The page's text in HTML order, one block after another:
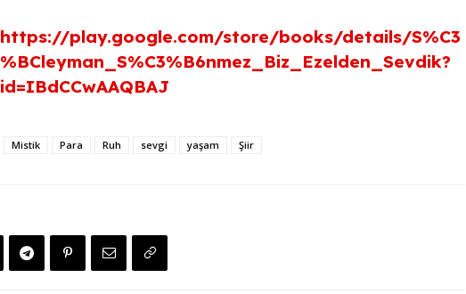
https://play.google.com/store/books/details/S%C3
%BCleyman_S%C3%B6nmez_Biz_Ezelden_Sevdik?
id=IBdCCwAAQBAJ
Mistik Para Ruh sevgi yaşam Şiir